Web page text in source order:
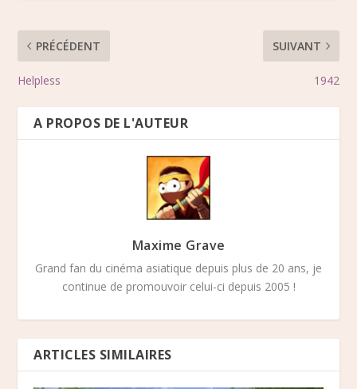
PRÉCÉDENT
Helpless
SUIVANT
1942
A PROPOS DE L'AUTEUR
Maxime Grave
Grand fan du cinéma asiatique depuis plus de 20 ans, je
continue de promouvoir celui-ci depuis 2005 !
ARTICLES SIMILAIRES